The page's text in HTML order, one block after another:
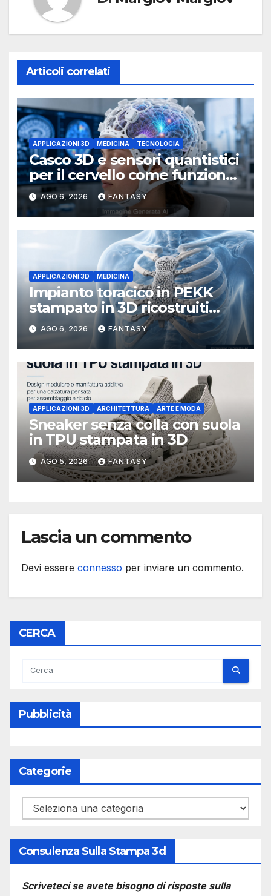
Articoli correlati
APPLICAZIONI 3D MEDICINA TECNOLOGIA
Casco 3D e sensori quantistici
per il cervello come funziona
l’OPM-MEG
AGO 6, 2026 FANTASY
APPLICAZIONI 3D MEDICINA
Impianto toracico in PEKK
stampato in 3D ricostruiti
sterno e costole dopo un
tumore raro
AGO 6, 2026 FANTASY
APPLICAZIONI 3D ARCHITETTURA ARTE E MODA
Sneaker senza colla con suola
in TPU stampata in 3D
AGO 5, 2026 FANTASY
Lascia un commento
Devi essere connesso per inviare un commento.
CERCA
Pubblicità
Categorie
Categorie
Consulenza Sulla Stampa 3d
Scriveteci se avete bisogno di risposte sulla